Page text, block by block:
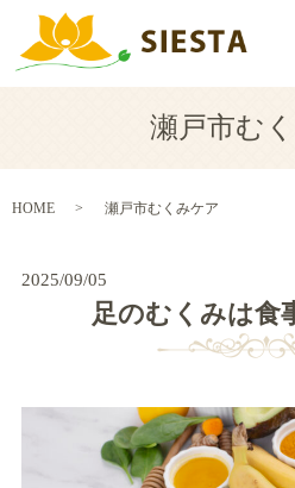
瀬戸市む
HOME 瀬戸市むくみケア
2025/09/05
足のむくみは食